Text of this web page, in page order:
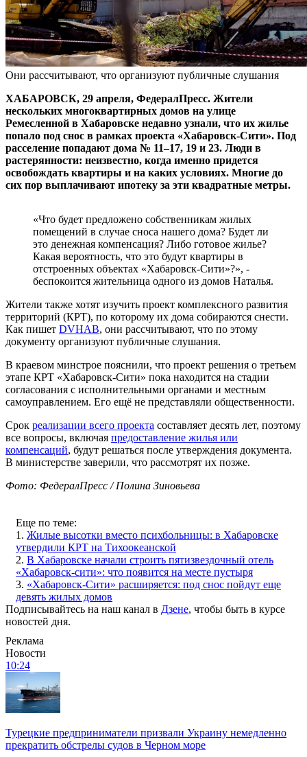
Они рассчитывают, что организуют публичные слушания
ХАБАРОВСК, 29 апреля, ФедералПресс. Жители
нескольких многоквартирных домов на улице
Ремесленной в Хабаровске недавно узнали, что их жилье
попало под снос в рамках проекта «Хабаровск-Сити». Под
расселение попадают дома № 11–17, 19 и 23. Люди в
растерянности: неизвестно, когда именно придется
освобождать квартиры и на каких условиях. Многие до
сих пор выплачивают ипотеку за эти квадратные метры.
«Что будет предложено собственникам жилых
помещений в случае сноса нашего дома? Будет ли
это денежная компенсация? Либо готовое жилье?
Какая вероятность, что это будут квартиры в
отстроенных объектах «Хабаровск-Сити»?», -
беспокоится жительница одного из домов Наталья.
Жители также хотят изучить проект комплексного развития
территорий (КРТ), по которому их дома собираются снести.
Как пишет DVHAB, они рассчитывают, что по этому
документу организуют публичные слушания.
В краевом минстрое пояснили, что проект решения о третьем
этапе КРТ «Хабаровск-Сити» пока находится на стадии
согласования с исполнительными органами и местным
самоуправлением. Его ещё не представляли общественности.
Срок реализации всего проекта составляет десять лет, поэтому
все вопросы, включая предоставление жилья или
компенсаций, будут решаться после утверждения документа.
В министерстве заверили, что рассмотрят их позже.
Фото: ФедералПресс / Полина Зиновьева
Еще по теме:
1. Жилые высотки вместо психбольницы: в Хабаровске
утвердили КРТ на Тихоокеанской
2. В Хабаровске начали строить пятизвездочный отель
«Хабаровск-сити»: что появится на месте пустыря
3. «Хабаровск-Сити» расширяется: под снос пойдут еще
девять жилых домов
Подписывайтесь на наш канал в Дзене, чтобы быть в курсе
новостей дня.
Реклама
Новости
10:24
Турецкие предприниматели призвали Украину немедленно
прекратить обстрелы судов в Черном море